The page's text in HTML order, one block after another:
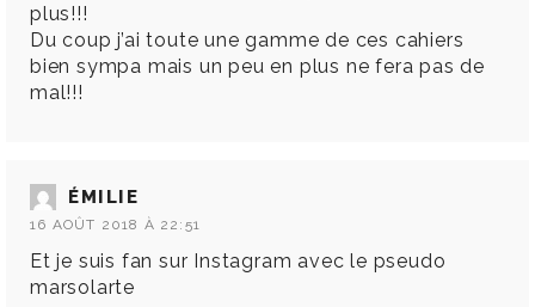
plus!!!
Du coup j’ai toute une gamme de ces cahiers
bien sympa mais un peu en plus ne fera pas de
mal!!!
ÉMILIE
16 AOÛT 2018 À 22:51
Et je suis fan sur Instagram avec le pseudo
marsolarte